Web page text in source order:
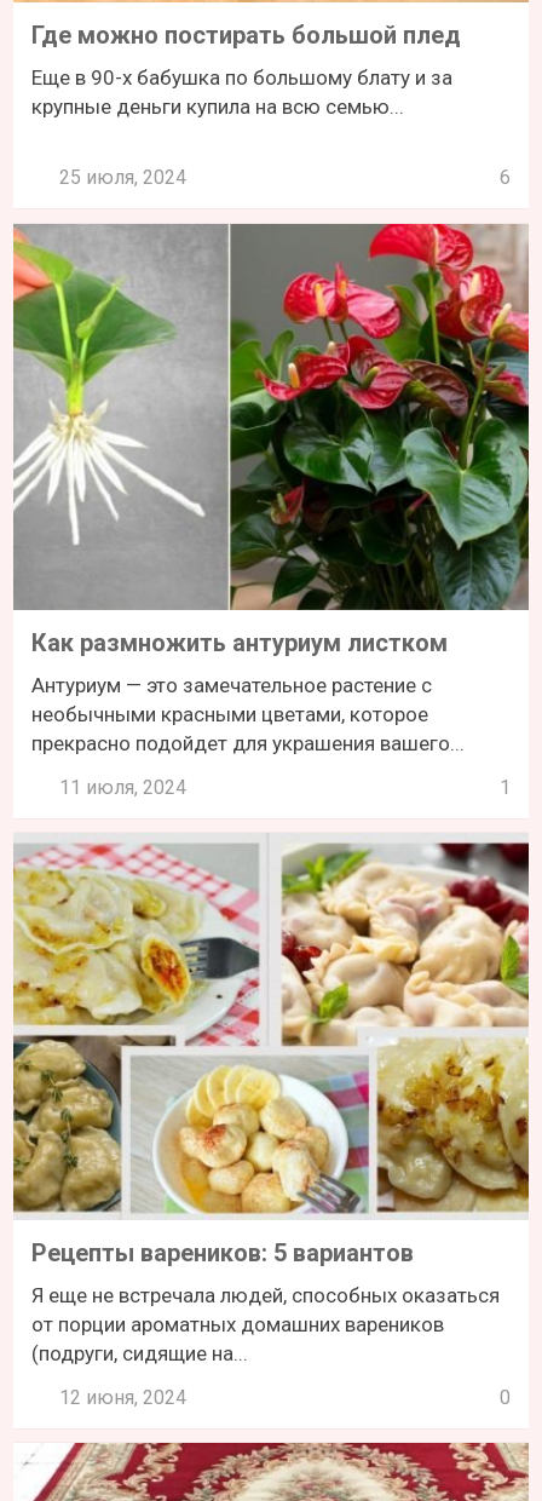
Где можно постирать большой плед
Еще в 90-х бабушка по большому блату и за
крупные деньги купила на всю семью...
25 июля, 2024 6
Как размножить антуриум листком
Антуриум — это замечательное растение с
необычными красными цветами, которое
прекрасно подойдет для украшения вашего...
11 июля, 2024 1
Рецепты вареников: 5 вариантов
Я еще не встречала людей, способных оказаться
от порции ароматных домашних вареников
(подруги, сидящие на...
12 июня, 2024 0